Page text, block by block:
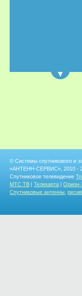
© Системы спутникового и
«АНТЕНН-СЕРВИС», 2010 -
Спутниковое телевидение
МТС ТВ | Телекарта | Орион-
Спутниковые антенны